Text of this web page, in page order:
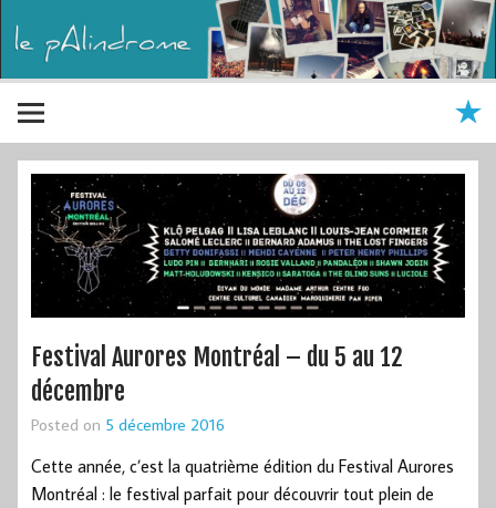
Festival Aurores Montréal – du 5 au 12
décembre
Posted on 5 décembre 2016
Cette année, c’est la quatrième édition du Festival Aurores
Montréal : le festival parfait pour découvrir tout plein de